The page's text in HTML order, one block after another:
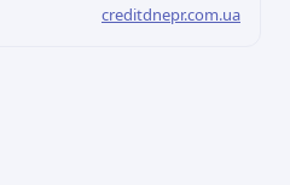
creditdnepr.com.ua